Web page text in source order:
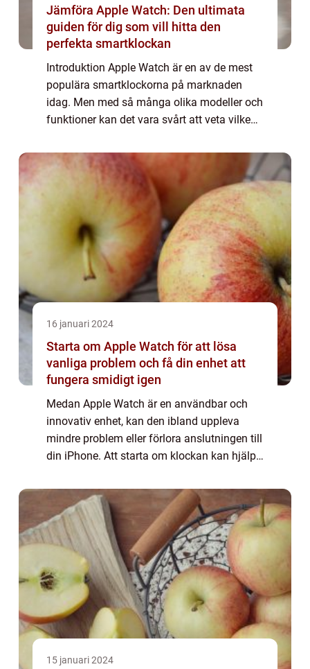
Jämföra Apple Watch: Den ultimata
guiden för dig som vill hitta den
perfekta smartklockan
Introduktion Apple Watch är en av de mest
populära smartklockorna på marknaden
idag. Men med så många olika modeller och
funktioner kan det vara svårt att veta vilken
att ge dig en grundlig översikt över...
16 januari 2024
Starta om Apple Watch för att lösa
vanliga problem och få din enhet att
fungera smidigt igen
Medan Apple Watch är en användbar och
innovativ enhet, kan den ibland uppleva
mindre problem eller förlora anslutningen till
din iPhone. Att starta om klockan kan hjälpa
fungera som den ska. Översikt över at...
15 januari 2024